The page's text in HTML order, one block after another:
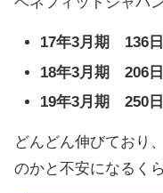
17年3月期 136日
18年3月期 206日
19年3月期 250日
どんどん伸びており
のかと不安になるく